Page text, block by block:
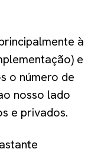
à
e
o número de
nosso lado
e privados.